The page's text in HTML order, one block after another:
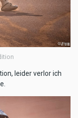
leider verlor ich